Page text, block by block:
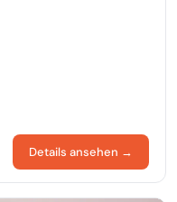
Details ansehen →